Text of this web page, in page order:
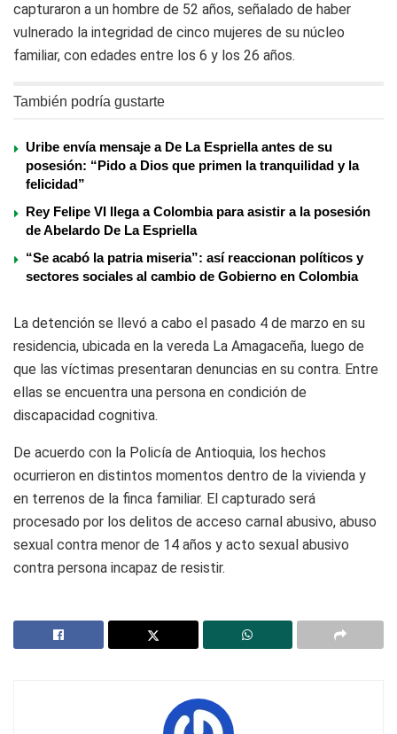
capturaron a un hombre de 52 años, señalado de haber
vulnerado la integridad de cinco mujeres de su núcleo
familiar, con edades entre los 6 y los 26 años.
También podría gustarte
Uribe envía mensaje a De La Espriella antes de su
posesión: “Pido a Dios que primen la tranquilidad y la
felicidad”
Rey Felipe VI llega a Colombia para asistir a la posesión
de Abelardo De La Espriella
“Se acabó la patria miseria”: así reaccionan políticos y
sectores sociales al cambio de Gobierno en Colombia
La detención se llevó a cabo el pasado 4 de marzo en su
residencia, ubicada en la vereda La Amagaceña, luego de
que las víctimas presentaran denuncias en su contra. Entre
ellas se encuentra una persona en condición de
discapacidad cognitiva.
De acuerdo con la Policía de Antioquia, los hechos
ocurrieron en distintos momentos dentro de la vivienda y
en terrenos de la finca familiar. El capturado será
procesado por los delitos de acceso carnal abusivo, abuso
sexual contra menor de 14 años y acto sexual abusivo
contra persona incapaz de resistir.